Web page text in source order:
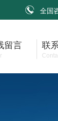
全国
留言 联